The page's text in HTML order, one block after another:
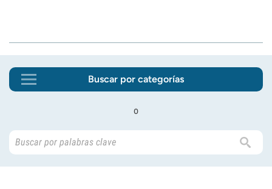
Buscar por categorías
o